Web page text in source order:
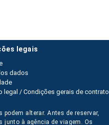
legais
dados
legal / Condições gerais de contrato
podem alterar. Antes de reservar,
junto à agência de viagem. Os